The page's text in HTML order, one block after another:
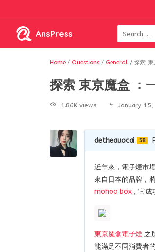
AnsPress
Home / Questions / General / 探索 東
探索 東京魔盒 ：
1.86K views January 15,
detheauocai 58
近年來，電子煙市
來自日本的品牌，
mohoo box ，它
東京魔盒電子煙 之
能滿足不同消費者